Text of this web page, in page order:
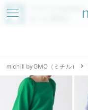
アプリでmichillが
michill byGMO（ミチル）